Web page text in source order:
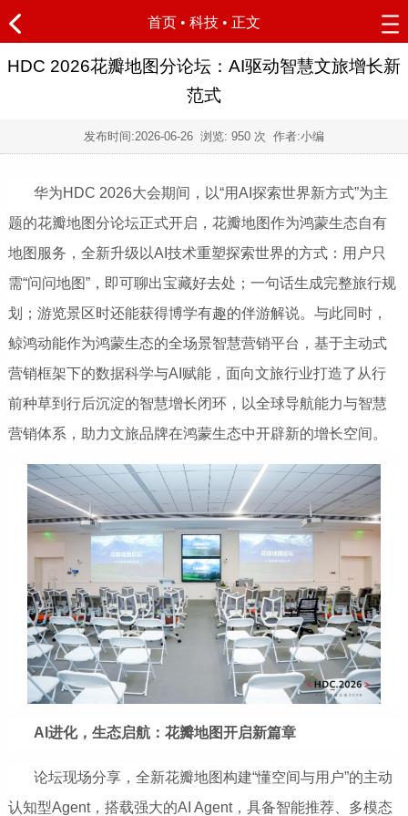
首页 • 科技 • 正文
HDC 2026花瓣地图分论坛：AI驱动智慧文旅增长新
范式
发布时间:2026-06-26 浏览: 950 次 作者:小编
华为HDC 2026大会期间，以“用AI探索世界新方式”为主
题的花瓣地图分论坛正式开启，花瓣地图作为鸿蒙生态自有
地图服务，全新升级以AI技术重塑探索世界的方式：用户只
需“问问地图”，即可聊出宝藏好去处；一句话生成完整旅行规
划；游览景区时还能获得博学有趣的伴游解说。与此同时，
鲸鸿动能作为鸿蒙生态的全场景智慧营销平台，基于主动式
营销框架下的数据科学与AI赋能，面向文旅行业打造了从行
前种草到行后沉淀的智慧增长闭环，以全球导航能力与智慧
营销体系，助力文旅品牌在鸿蒙生态中开辟新的增长空间。
AI进化，生态启航：花瓣地图开启新篇章
论坛现场分享，全新花瓣地图构建“懂空间与用户”的主动
认知型Agent，搭载强大的AI Agent，具备智能推荐、多模态